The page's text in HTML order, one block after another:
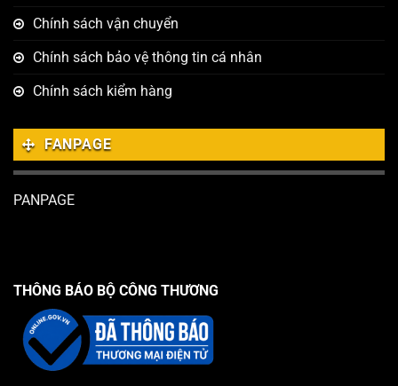
Chính sách vận chuyển
Chính sách bảo vệ thông tin cá nhân
Chính sách kiểm hàng
FANPAGE
PANPAGE
THÔNG BÁO BỘ CÔNG THƯƠNG